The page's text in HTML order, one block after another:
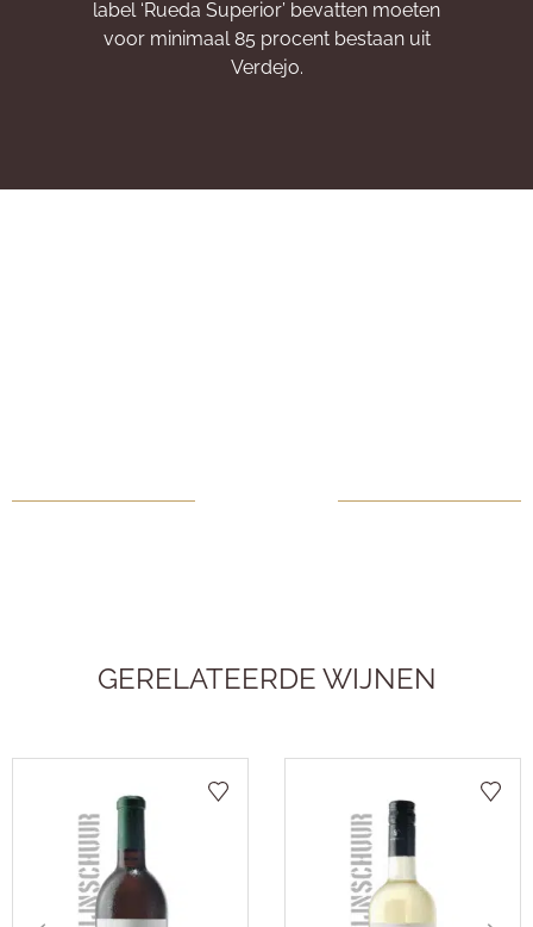
label ‘Rueda Superior’ bevatten moeten
voor minimaal 85 procent bestaan uit
Verdejo.
GERELATEERDE WIJNEN